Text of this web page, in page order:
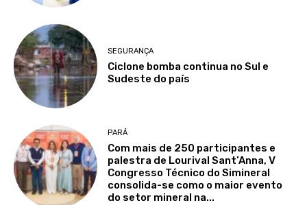
SEGURANÇA
Ciclone bomba continua no Sul e
Sudeste do país
PARÁ
Com mais de 250 participantes e
palestra de Lourival Sant’Anna, V
Congresso Técnico do Simineral
consolida-se como o maior evento
do setor mineral na...